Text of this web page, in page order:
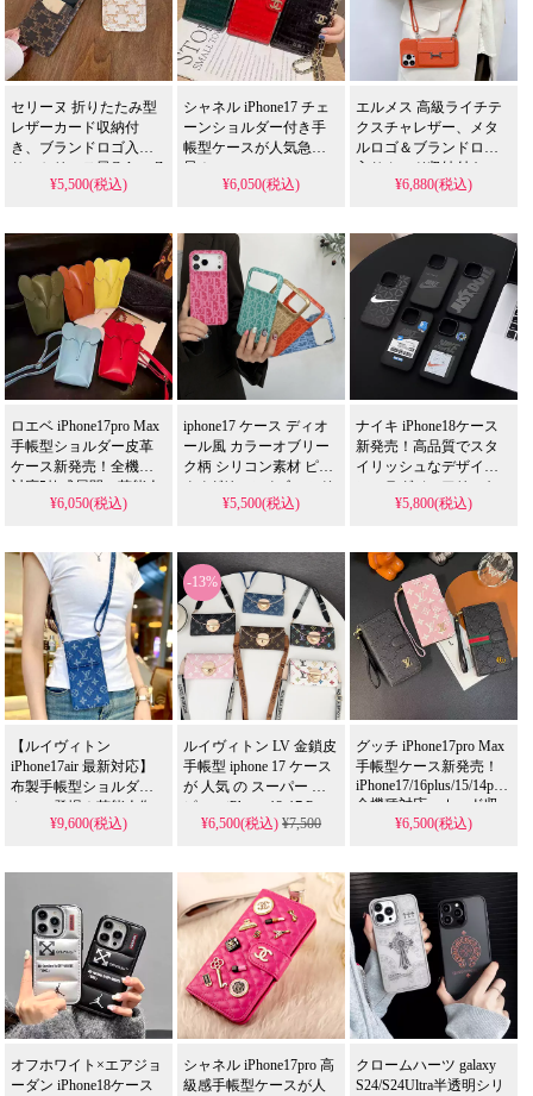
フェンディ スマホケース バレンシアガ スマホケース
エムシーエム スマホケース ミュウミュウ スマホケース
ジバンシィ スマホケース カウズ スマホケース
ベアブリック スマホケース ステューシー スマホケース
チャンピオン スマホケース ディズニー スマホケース
エイプ スマホケース マイケルコース スマホケース
メゾン マルジェラ スマホケ
ースとして格安で手に
入る。
iPhone16pro/15promaxケ
ースとしても使える優
S21/S22/S23/S24/S25
Ultra 携帯ケース 全機種
セリーヌ 折りたたみ型
レザーカード収納付
き、ブランドロゴ入
り。セリーヌ風Galaxy Z
Flip6/5/4/3対応、背面カ
応。芸能人も愛用する
人気ブランド、防水の
多機能仕様。かわいい
折りたたみレザースタ
イルが流行り、格安で
手に入り、
iPhone17pro/16promaxケ
ースとしても使える優
¥5,500(税込)
シャネル iPhone17 チェ
ーンショルダー付き手
帳型ケースが人気急上
昇！
AQUOS/Galaxy/Xperia/Huawei/Pixel
能人も注目するかわい
いデザイン、耐衝撃＆
防水機能で実用性抜
群。iPhone17ケースとし
て使える格安価格、
iPhone16pro/15promaxケ
ースとしてもおすすめ
の多機能アイテム！
¥6,050(税込)
エルメス 高級ライチテ
クスチャレザー、メタ
ルロゴ＆ブランドロゴ
入りカード収納付き。
ショルダー斜めがけ対
衝撃＆防水機能で実用
性抜群、格安価格で
iPhone17pro/16promaxケ
ースとしてもおすすめ
の多機能アイテム！
¥6,880(税込)
ロエベ iPhone17pro Max
手帳型ショルダー皮革
ケース新発売！全機種
対応5款式展開、芸能人
も愛用する人気アイテ
ザインが流行りのスタ
イル。iPhone17ケースと
して格安で手に入り、
iPhone16pro/15promaxケ
ースとしても使える優
れもの！
¥6,050(税込)
iphone17 ケース ディオ
ール風 カラーオブリー
ク柄 シリコン素材 ピン
ク / グリーン / ゴールド
/ オレンジ / ブルー 5 色
ス 日常・カジュアル向
け 高品質 アイフォン
Galaxy
S21/S22/S23/S24/S25
Ultra 携帯ケース 全機種
対応
¥5,500(税込)
ナイキ iPhone18ケース
新発売！高品質でスタ
イリッシュなデザイ
ン、ラグジュアリーな
雰囲気。芸能人も愛用
様。かわいいナイキス
タイルが流行り、格安
で手に入り、
iPhone17pro/16promaxケ
ースとしても使える優
れもの！（おしゃれな
高級スマホケース）
¥5,800(税込)
【ルイヴィトン
iPhone17air 最新対応】
布製手帳型ショルダー
ケース登場！芸能人御
用達のラグジュアリー
ザインが今流行り、
iPhone17ケースを格安で
ゲット。
iPhone16pro/15promaxケ
ースとしても活躍間違
いなし！
¥9,600(税込)
-13%
ルイヴィトン LV 金鎖皮
手帳型 iphone 17 ケース
が 人気 の スーパー コ
ピー。iPhone 12-17 Pro
Max & Samsung S23-S25
巧に再現。偽物 ながら
レザー素材の紙幣・小
銭収納機能付きケース
を 格安 で提供し、芸能
人 スタイルを手軽に取
り入れられます。
¥6,500(税込)¥7,500
グッチ iPhone17pro Max
手帳型ケース新発売！
iPhone17/16plus/15/14pro/13/
全機種対応、カード収
納付き男女兼用。芸能
多機能仕様。かわいい
デザインが流行りのス
タイル、iPhone17ケース
として格安で手に入
る。
iPhone16pro/15promaxケ
ースとしても使える優
れもの！
¥6,500(税込)
オフホワイト×エアジョ
ーダン iPhone18ケース
シャネル iPhone17pro 高
級感手帳型ケースが人
クロームハーツ galaxy
S24/S24Ultra半透明シリ